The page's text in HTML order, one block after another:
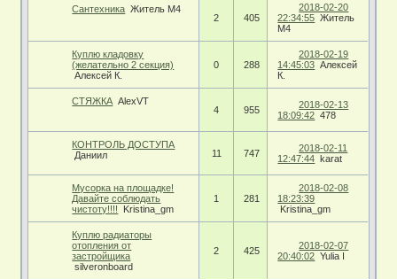
Сантехника Житель М4
2
405
2018-02-20
22:34:55 Житель
М4
Куплю кладовку
(желательно 2 секция)
Алексей К.
0 288
2018-02-19
14:45:03 Алексей
К.
СТЯЖКА AlexVT
4
955
2018-02-13
18:09:42 478
КОНТРОЛЬ ДОСТУПА
Даниил
11 747
2018-02-11
12:47:44 karat
Мусорка на площадке!
Давайте соблюдать
чистоту!!!!
Kristina_gm
1 281
2018-02-08
18:23:39
Kristina_gm
Куплю радиаторы
отопления от
застройщика
silveronboard
2 425
2018-02-07
20:40:02 Yulia I